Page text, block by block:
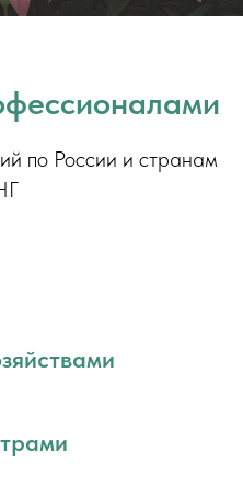
по России и странам